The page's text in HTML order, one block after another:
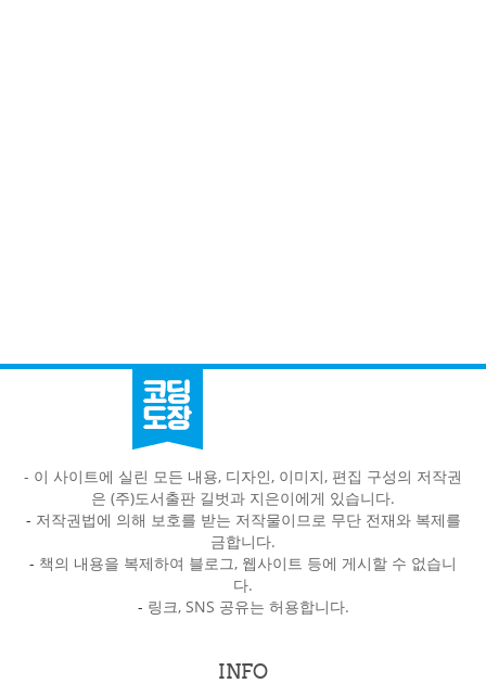
- 이 사이트에 실린 모든 내용, 디자인, 이미지, 편집 구성의 저작권
은 (주)도서출판 길벗과 지은이에게 있습니다.
- 저작권법에 의해 보호를 받는 저작물이므로 무단 전재와 복제를
금합니다.
- 책의 내용을 복제하여 블로그, 웹사이트 등에 게시할 수 없습니
다.
- 링크, SNS 공유는 허용합니다.
INFO